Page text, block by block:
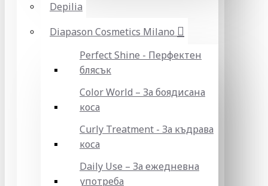
Depilia
Diapason Cosmetics Milano
Perfect Shine - Перфектен
блясък
Color World – За боядисана
коса
Curly Treatment - За къдрава
коса
Daily Use – За ежедневна
употреба